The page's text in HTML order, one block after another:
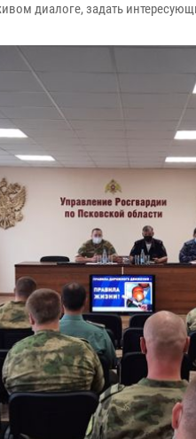
диалоге, задать